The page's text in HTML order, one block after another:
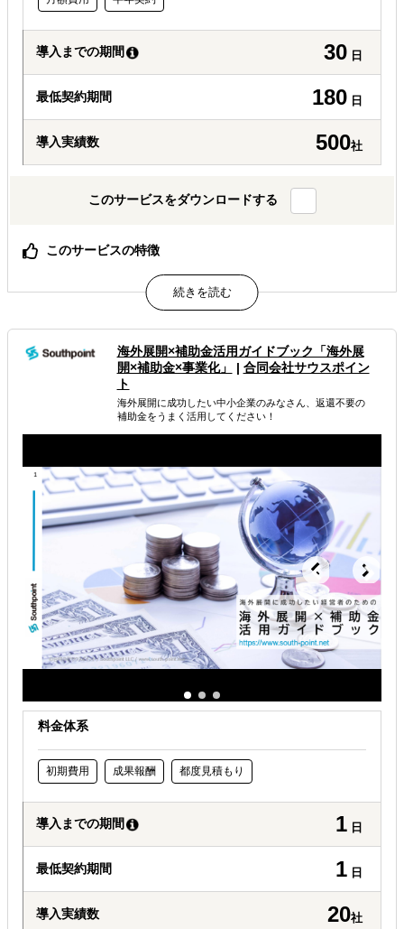
導入までの期間 30 日
最低契約期間 180 日
導入実績数 500社
このサービスをダウンロードする
このサービスの特徴
貴社の海外事業担当、私たちがすべてのフェーズで動きま
す。
属するジャンル
海外進出総合支援 海外進出戦略・事業計画立案
海外進出コンサルティング
どの国に進出するべきか決めたい
自社事業に最適な進出形態を知りたい
自社商材の現地でのニーズを知りたい
海外展開×補助金活用ガイドブック「海外展
開×補助金×事業化」
| 合同会社サウスポイン
ト
海外展開に成功したい中小企業のみなさん、返還不要の
補助金をうまく活用してください！
料金体系
初期費用 成果報酬 都度見積もり
導入までの期間 1 日
最低契約期間 1 日
導入実績数 20社